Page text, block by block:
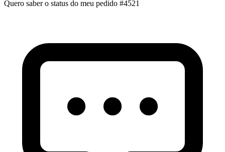
Quero saber o status do meu pedido #4521